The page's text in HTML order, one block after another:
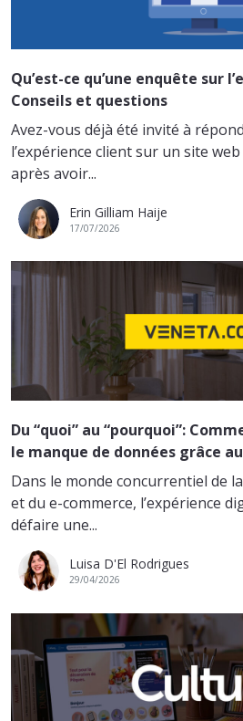
Qu’est-ce qu’une enquête sur
Conseils et questions
Avez-vous déjà été invité à
l’expérience client sur un site
après avoir...
Erin Gilliam Haije
17/07/2026
Du “quoi” au “pourquoi”:
le manque de données grâce
Dans le monde concurrentiel de
et du e-commerce, l’expérience
défaire une...
Luisa D'El Rodrigues
29/04/2026